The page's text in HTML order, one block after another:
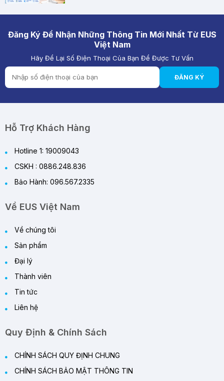
Chất Lượng Pin Và Mạch Bảo Vệ Kép BMS Của
28/05/2026
Quạt Tích Điện Pin Lithium vs Pin Ắc Quy: Loại
Nào Đáng Mua Hơn?
28/05/2026
29/05/2026
Đăng Ký Để Nhận Những Thông Tin Mới Nhất Từ EUS
Việt Nam
Hãy Để Lại Số Điện Thoại Của Bạn Để Được Tư Vấn
ĐĂNG KÝ
Hỗ Trợ Khách Hàng
Hotline 1: 19009043
CSKH : 0886.248.836
Bảo Hành: 096.567.2335
Về EUS Việt Nam
Về chúng tôi
Sản phẩm
Đại lý
Thành viên
Tin tức
Liên hệ
Quy Định & Chính Sách
CHÍNH SÁCH QUY ĐỊNH CHUNG
CHÍNH SÁCH BẢO MẬT THÔNG TIN